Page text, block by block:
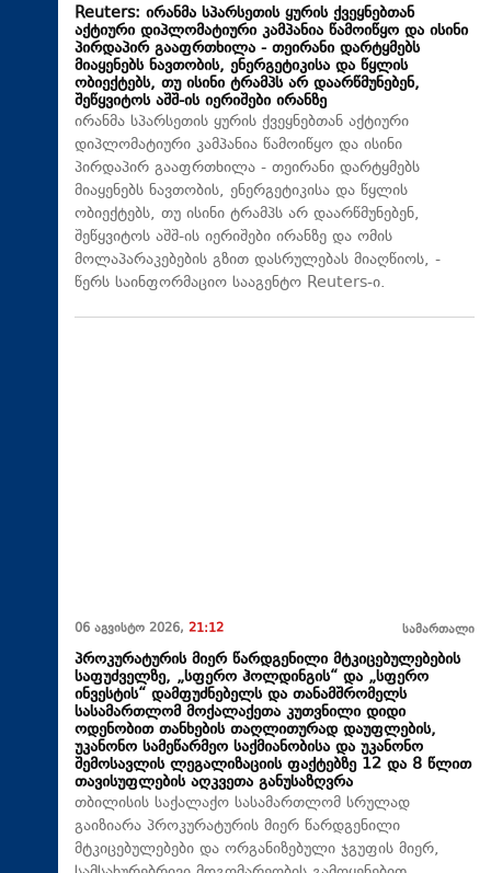
Reuters: ირანმა სპარსეთის ყურის ქვეყნებთან
აქტიური დიპლომატიური კამპანია წამოიწყო და ისინი
პირდაპირ გააფრთხილა - თეირანი დარტყმებს
მიაყენებს ნავთობის, ენერგეტიკისა და წყლის
ობიექტებს, თუ ისინი ტრამპს არ დაარწმუნებენ,
შეწყვიტოს აშშ-ის იერიშები ირანზე
ირანმა სპარსეთის ყურის ქვეყნებთან აქტიური
დიპლომატიური კამპანია წამოიწყო და ისინი
პირდაპირ გააფრთხილა - თეირანი დარტყმებს
მიაყენებს ნავთობის, ენერგეტიკისა და წყლის
ობიექტებს, თუ ისინი ტრამპს არ დაარწმუნებენ,
შეწყვიტოს აშშ-ის იერიშები ირანზე და ომის
მოლაპარაკებების გზით დასრულებას მიაღწიოს, -
წერს საინფორმაციო სააგენტო Reuters-ი.
06 აგვისტო 2026, 21:12 სამართალი
პროკურატურის მიერ წარდგენილი მტკიცებულებების
საფუძველზე, „სფერო ჰოლდინგის“ და „სფერო
ინვესტის“ დამფუძნებელს და თანამშრომელს
სასამართლომ მოქალაქეთა კუთვნილი დიდი
ოდენობით თანხების თაღლითურად დაუფლების,
უკანონო სამეწარმეო საქმიანობისა და უკანონო
შემოსავლის ლეგალიზაციის ფაქტებზე 12 და 8 წლით
თავისუფლების აღკვეთა განუსაზღვრა
თბილისის საქალაქო სასამართლომ სრულად
გაიზიარა პროკურატურის მიერ წარდგენილი
მტკიცებულებები და ორგანიზებული ჯგუფის მიერ,